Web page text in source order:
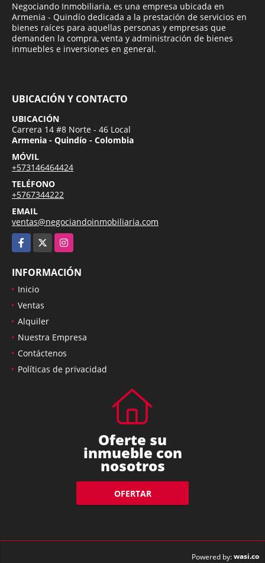
Negociando Inmobiliaria, es una empresa ubicada en
Armenia - Quindío dedicada a la prestación de servicios en
bienes raíces para aquellas personas y empresas que
demanden la compra, venta y administración de bienes
inmuebles e inversiones en general.
UBICACIÓN Y CONTACTO
UBICACIÓN
Carrera 14 #8 Norte - 46 Local
Armenia - Quindío - Colombia
MÓVIL
+573146464424
TELÉFONO
+5767344222
EMAIL
ventas@negociandoinmobiliaria.com
Facebook
Instagram
INFORMACIÓN
Inicio
Ventas
Alquiler
Nuestra Empresa
Contáctenos
Políticas de privacidad
Oferte su
inmueble con
nosotros
OFERTAR
Powered by:wasi.co